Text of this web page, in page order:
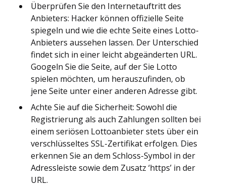
Überprüfen Sie den Internetauftritt des
Anbieters: Hacker können offizielle Seite
spiegeln und wie die echte Seite eines Lotto-
Anbieters aussehen lassen. Der Unterschied
findet sich in einer leicht abgeänderten URL.
Googeln Sie die Seite, auf der Sie Lotto
spielen möchten, um herauszufinden, ob
jene Seite unter einer anderen Adresse gibt.
Achte Sie auf die Sicherheit: Sowohl die
Registrierung als auch Zahlungen sollten bei
einem seriösen Lottoanbieter stets über ein
verschlüsseltes SSL-Zertifikat erfolgen. Dies
erkennen Sie an dem Schloss-Symbol in der
Adressleiste sowie dem Zusatz ‘https’ in der
URL.